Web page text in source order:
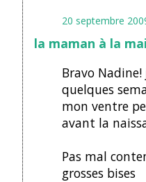
20 septembre
la maman à la
Bravo
quelques
mon ventre
avant la
Pas mal
grosses bises